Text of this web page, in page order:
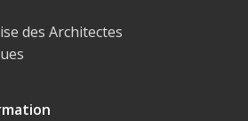
des Architectes